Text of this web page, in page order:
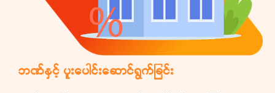
ဘဏ်နှင့် ပူးပေါင်းဆောင်ရွက်ခြင်း